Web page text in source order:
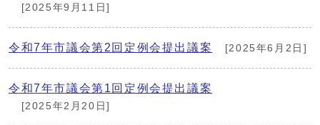
[2025年9月11日]
令和7年市議会第2回定例会提出議案 [2025年6月2日]
令和7年市議会第1回定例会提出議案
[2025年2月20日]